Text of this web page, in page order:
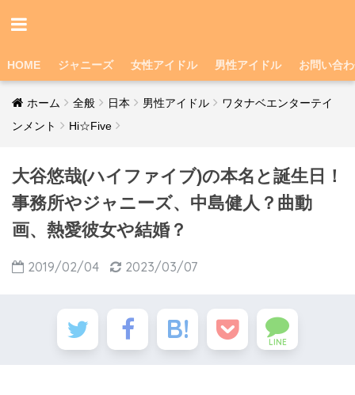
HOME ジャニーズ 女性アイドル 男性アイドル お問い合
ホーム 全般 日本 男性アイドル
ワタナベエンターテイ
ンメント
Hi☆Five
大谷悠哉(ハイファイブ)の本名と誕生日！
事務所やジャニーズ、中島健人？曲動
画、熱愛彼女や結婚？
2019/02/04 2023/03/07
LINE